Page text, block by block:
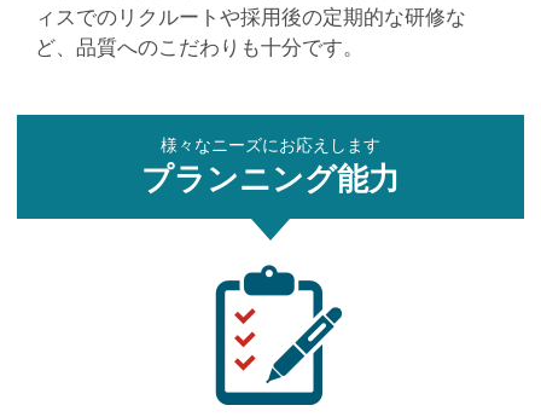
ィスでのリクルートや採用後の定期的な研修な
ど、品質へのこだわりも十分です。
様々なニーズにお応えします
プランニング能力